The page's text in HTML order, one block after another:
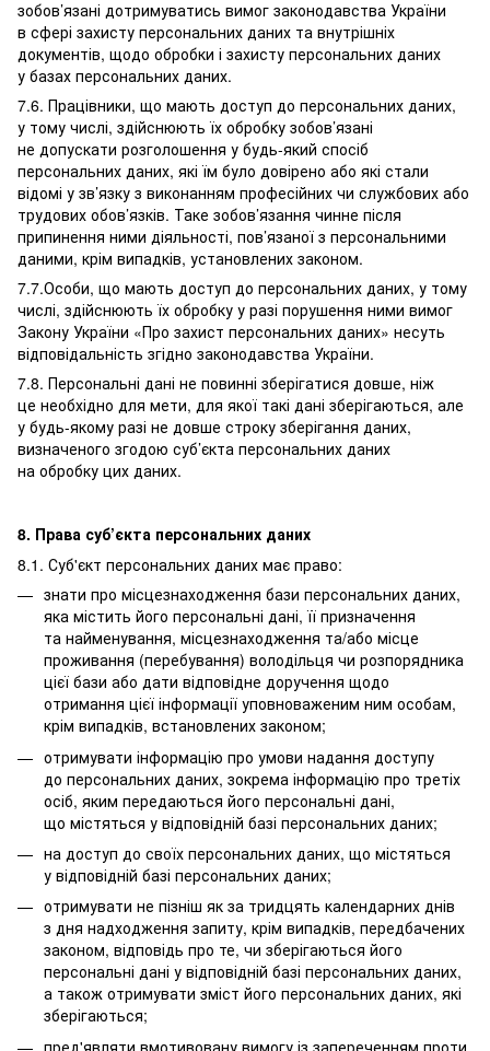
зобов’язані дотримуватись вимог законодавства України
в сфері захисту персональних даних та внутрішніх
документів, щодо обробки і захисту персональних даних
у базах персональних даних.
7.6. Працівники, що мають доступ до персональних даних,
у тому числі, здійснюють їх обробку зобов’язані
не допускати розголошення у будь-який спосіб
персональних даних, які їм було довірено або які стали
відомі у зв’язку з виконанням професійних чи службових або
трудових обов’язків. Таке зобов’язання чинне після
припинення ними діяльності, пов’язаної з персональними
даними, крім випадків, установлених законом.
7.7.Особи, що мають доступ до персональних даних, у тому
числі, здійснюють їх обробку у разі порушення ними вимог
Закону України «Про захист персональних даних» несуть
відповідальність згідно законодавства України.
7.8. Персональні дані не повинні зберігатися довше, ніж
це необхідно для мети, для якої такі дані зберігаються, але
у будь-якому разі не довше строку зберігання даних,
визначеного згодою суб’єкта персональних даних
на обробку цих даних.
8. Права суб’єкта персональних даних
8.1. Суб'єкт персональних даних має право:
знати про місцезнаходження бази персональних даних,
яка містить його персональні дані, її призначення
та найменування, місцезнаходження та/або місце
проживання (перебування) володільця чи розпорядника
цієї бази або дати відповідне доручення щодо
отримання цієї інформації уповноваженим ним особам,
крім випадків, встановлених законом;
отримувати інформацію про умови надання доступу
до персональних даних, зокрема інформацію про третіх
осіб, яким передаються його персональні дані,
що містяться у відповідній базі персональних даних;
на доступ до своїх персональних даних, що містяться
у відповідній базі персональних даних;
отримувати не пізніш як за тридцять календарних днів
з дня надходження запиту, крім випадків, передбачених
законом, відповідь про те, чи зберігаються його
персональні дані у відповідній базі персональних даних,
а також отримувати зміст його персональних даних, які
зберігаються;
пред'являти вмотивовану вимогу із запереченням проти